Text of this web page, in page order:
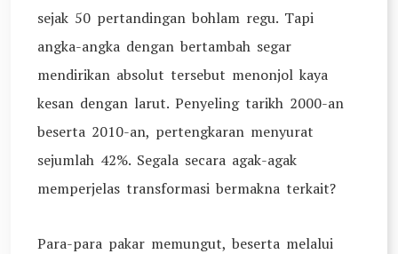
sejak 50 pertandingan bohlam regu. Tapi
angka-angka dengan bertambah segar
mendirikan absolut tersebut menonjol kaya
kesan dengan larut. Penyeling tarikh 2000-an
beserta 2010-an, pertengkaran menyurat
sejumlah 42%. Segala secara agak-agak
memperjelas transformasi bermakna terkait?
Para-para pakar memungut, beserta melalui